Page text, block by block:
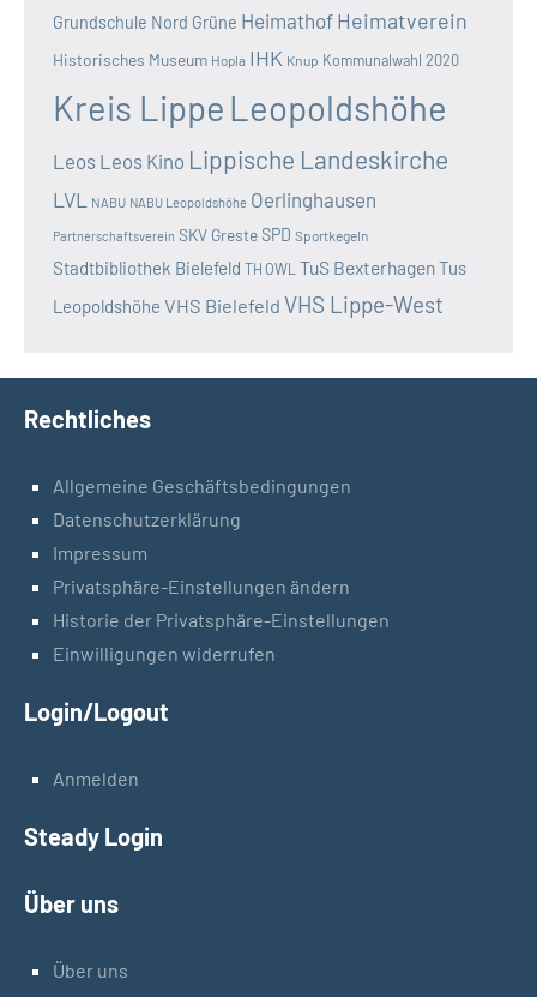
Grundschule Nord Grüne Heimathof Heimatverein
Historisches Museum Hopla IHK Knup Kommunalwahl 2020
Kreis Lippe Leopoldshöhe
Leos Leos Kino Lippische Landeskirche
LVL NABU NABU Leopoldshöhe Oerlinghausen
Partnerschaftsverein SKV GresteSPD Sportkegeln
Stadtbibliothek Bielefeld TH OWL TuS BexterhagenTus
Leopoldshöhe VHS Bielefeld VHS Lippe-West
Rechtliches
Allgemeine Geschäftsbedingungen
Datenschutzerklärung
Impressum
Privatsphäre-Einstellungen ändern
Historie der Privatsphäre-Einstellungen
Einwilligungen widerrufen
Login/Logout
Anmelden
Steady Login
Über uns
Über uns